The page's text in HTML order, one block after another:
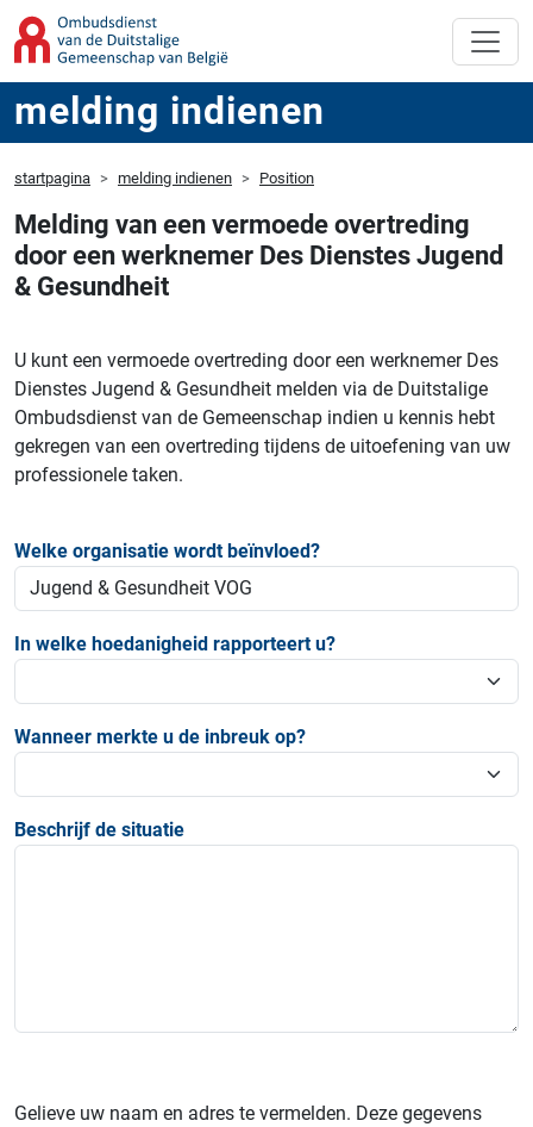
melding indienen
startpagina melding indienen Position
Melding van een vermoede overtreding
door een werknemer Des Dienstes Jugend
& Gesundheit
U kunt een vermoede overtreding door een werknemer Des
Dienstes Jugend & Gesundheit melden via de Duitstalige
Ombudsdienst van de Gemeenschap indien u kennis hebt
gekregen van een overtreding tijdens de uitoefening van uw
professionele taken.
Welke organisatie wordt beïnvloed?
In welke hoedanigheid rapporteert u?
Wanneer merkte u de inbreuk op?
Beschrijf de situatie
Gelieve uw naam en adres te vermelden. Deze gegevens